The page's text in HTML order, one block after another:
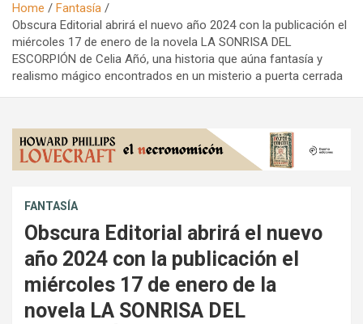
Home
Fantasía
Obscura Editorial abrirá el nuevo año 2024 con la publicación el
miércoles 17 de enero de la novela LA SONRISA DEL
ESCORPIÓN de Celia Añó, una historia que aúna fantasía y
realismo mágico encontrados en un misterio a puerta cerrada
FANTASÍA
Obscura Editorial abrirá el nuevo
año 2024 con la publicación el
miércoles 17 de enero de la
novela LA SONRISA DEL